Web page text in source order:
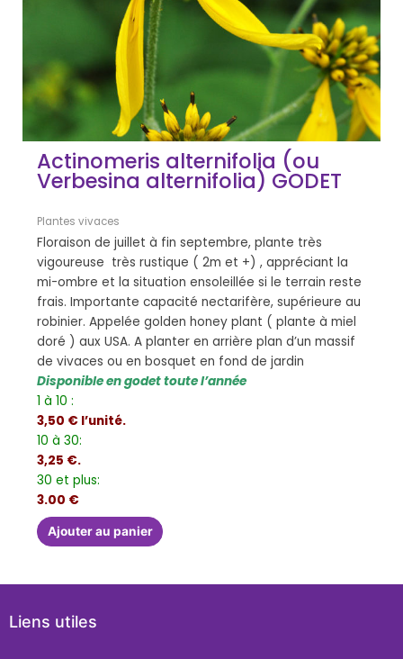
Actinomeris alternifolia (ou
Verbesina alternifolia) GODET
Plantes vivaces
Floraison de juillet à fin septembre, plante très
vigoureuse très rustique ( 2m et +) , appréciant la
mi-ombre et la situation ensoleillée si le terrain reste
frais. Importante capacité nectarifère, supérieure au
robinier. Appelée golden honey plant ( plante à miel
doré ) aux USA. A planter en arrière plan d’un massif
de vivaces ou en bosquet en fond de jardin
Disponible en godet toute l’année
1 à 10 :
3,50 € l’unité.
10 à 30:
3,25 €.
30 et plus:
3.00 €
Ajouter au panier
Liens utiles